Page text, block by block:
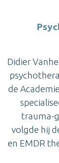
Didier
de
trauma-
volgde hij
en EMDR